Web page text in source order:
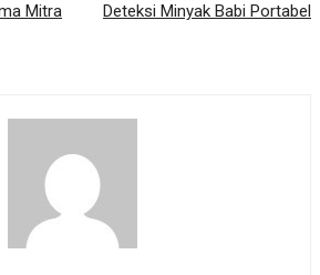
Mitra
Deteksi Minyak Babi Portabel